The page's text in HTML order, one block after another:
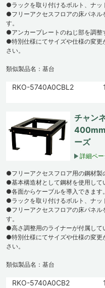
●ラックを取り付けるボルト、ナッ
●フリーアクセスフロアの床パネル
す。
●アンカープレートのねじ部を調整
●特別仕様にてサイズや仕様の変更
さい。
類似製品名：基台
RKO-5740A0CBL2
チャン
400mm
ーズ
詳細ペー
●フリーアクセスフロア用の鋼材製
●基本構造材として鋼材を使用して
●各面からケーブルを導入できます。
●ラックを取り付けるボルト、ナッ
●フリーアクセスフロアの床パネル
す。
●高さ調整用のライナーが付属して
●特別仕様にてサイズや仕様の変更
さい。
類似製品名：基台
RKO-5740A0CB2